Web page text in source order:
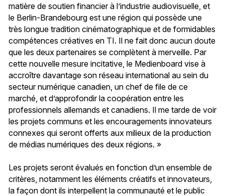
matière de soutien financier à l’industrie audiovisuelle, et
le Berlin-Brandebourg est une région qui possède une
très longue tradition cinématographique et de formidables
compétences créatives en TI. Il ne fait donc aucun doute
que les deux partenaires se complètent à merveille. Par
cette nouvelle mesure incitative, le Medienboard vise à
accroître davantage son réseau international au sein du
secteur numérique canadien, un chef de file de ce
marché, et d’approfondir la coopération entre les
professionnels allemands et canadiens. Il me tarde de voir
les projets communs et les encouragements innovateurs
connexes qui seront offerts aux milieux de la production
de médias numériques des deux régions. »
Les projets seront évalués en fonction d’un ensemble de
critères, notamment les éléments créatifs et innovateurs,
la façon dont ils interpellent la communauté et le public